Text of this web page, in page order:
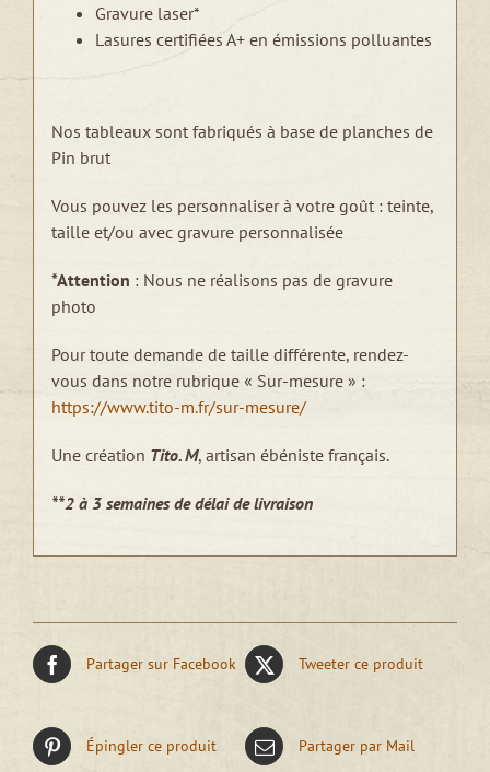
Gravure laser*
Lasures certifiées A+ en émissions polluantes
Nos tableaux sont fabriqués à base de planches de
Pin brut
Vous pouvez les personnaliser à votre goût : teinte,
taille et/ou avec gravure personnalisée
*Attention : Nous ne réalisons pas de gravure
photo
Pour toute demande de taille différente, rendez-
vous dans notre rubrique « Sur-mesure » :
https://www.tito-m.fr/sur-mesure/
Une création Tito. M, artisan ébéniste français.
**2 à 3 semaines de délai de livraison
Partager sur Facebook Tweeter ce produit
Épingler ce produit Partager par Mail